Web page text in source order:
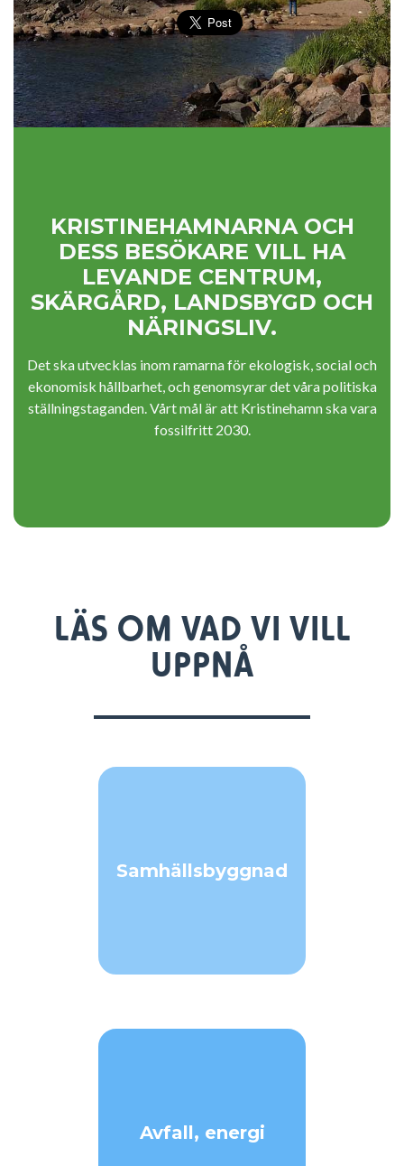
KRISTINEHAMNARNA OCH
DESS BESÖKARE VILL HA
LEVANDE CENTRUM,
SKÄRGÅRD, LANDSBYGD OCH
NÄRINGSLIV.
Det ska utvecklas inom ramarna för ekologisk, social och
ekonomisk hållbarhet, och genomsyrar det våra politiska
ställningstaganden. Vårt mål är att Kristinehamn ska vara
fossilfritt 2030.
LÄS OM VAD VI VILL
UPPNÅ
Samhällsbyggnad
Avfall, energi